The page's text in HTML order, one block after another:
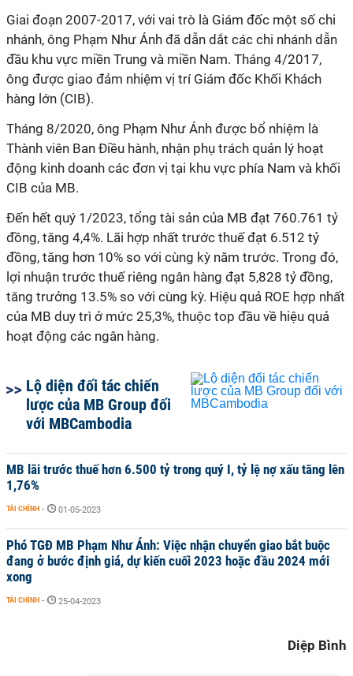
Giai đoạn 2007-2017, với vai trò là Giám đốc một số chi
nhánh, ông Phạm Như Ánh đã dẫn dắt các chi nhánh dẫn
đầu khu vực miền Trung và miền Nam. Tháng 4/2017,
ông được giao đảm nhiệm vị trí Giám đốc Khối Khách
hàng lớn (CIB).
Tháng 8/2020, ông Phạm Như Ánh được bổ nhiệm là
Thành viên Ban Điều hành, nhận phụ trách quản lý hoạt
động kinh doanh các đơn vị tại khu vực phía Nam và khối
CIB của MB.
Đến hết quý 1/2023, tổng tài sản của MB đạt 760.761 tỷ
đồng, tăng 4,4%. Lãi hợp nhất trước thuế đạt 6.512 tỷ
đồng, tăng hơn 10% so với cùng kỳ năm trước. Trong đó,
lợi nhuận trước thuế riêng ngân hàng đạt 5,828 tỷ đồng,
tăng trưởng 13.5% so với cùng kỳ. Hiệu quả ROE hợp nhất
của MB duy trì ở mức 25,3%, thuộc top đầu về hiệu quả
hoạt động các ngân hàng.
Lộ diện đối tác chiến
lược của MB Group đối
với MBCambodia
MB lãi trước thuế hơn 6.500 tỷ trong quý I, tỷ lệ nợ xấu tăng lên
1,76%
TÀI CHÍNH - 01-05-2023
Phó TGĐ MB Phạm Như Ánh: Việc nhận chuyển giao bắt buộc
đang ở bước định giá, dự kiến cuối 2023 hoặc đầu 2024 mới
xong
TÀI CHÍNH - 25-04-2023
Diệp Bình